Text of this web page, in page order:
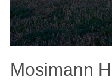
Mosimann